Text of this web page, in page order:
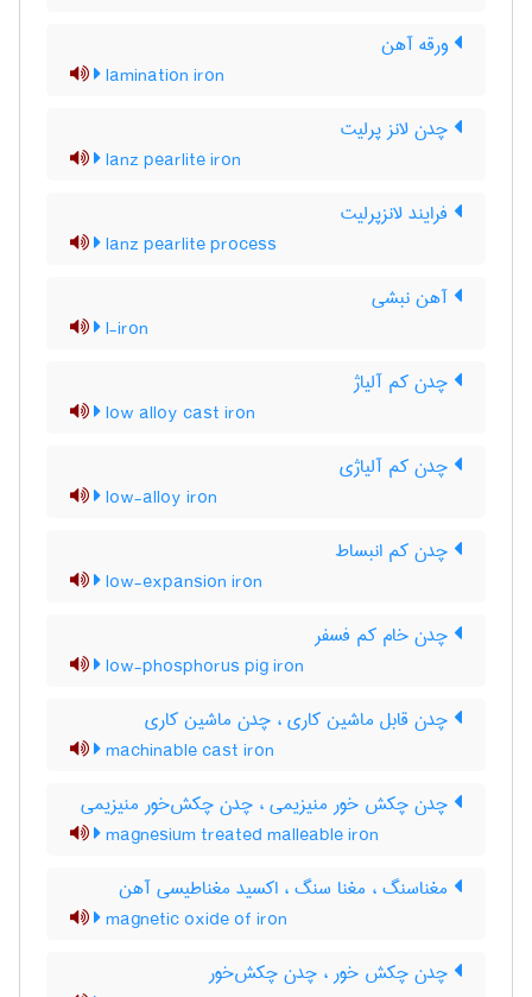
ورقه آهن
lamination iron
چدن لانز پرلیت
lanz pearlite iron
فرایند لانزپرلیت
lanz pearlite process
آهن نبشی
l-iron
چدن کم آلیاژ
low alloy cast iron
چدن کم آلیاژی
low-alloy iron
چدن کم انبساط
low-expansion iron
چدن خام کم فسفر
low-phosphorus pig iron
چدن قابل ماشین کاری ، چدن ماشین کاری
machinable cast iron
چدن چکش خور منیزیمی ، چدن چکش‌خور منیزیمی
magnesium treated malleable iron
مغناسنگ ، مغنا سنگ ، اکسید مغناطیسی آهن
magnetic oxide of iron
چدن چکش خور ، چدن چکش‌خور